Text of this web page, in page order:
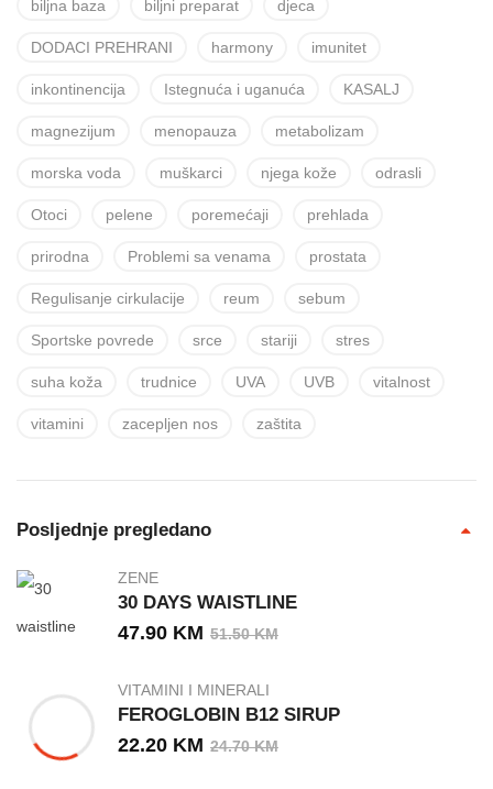
biljna baza biljni preparat djeca
DODACI PREHRANI harmony imunitet
inkontinencija Istegnuća i uganuća KASALJ
magnezijum menopauza metabolizam
morska voda muškarci njega kože odrasli
Otoci pelene poremećaji prehlada
prirodna Problemi sa venama prostata
Regulisanje cirkulacije reum sebum
Sportske povrede srce stariji stres
suha koža trudnice UVA UVB vitalnost
vitamini zacepljen nos zaštita
Posljednje pregledano
ZENE
30 DAYS WAISTLINE
51.50KM
47.90 KM
VITAMINI I MINERALI
FEROGLOBIN B12 SIRUP
24.70KM
22.20 KM